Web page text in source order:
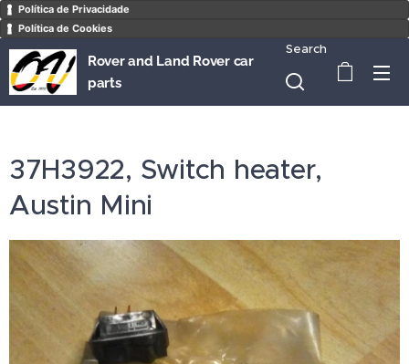
Política de Privacidade
Política de Cookies
Rover and Land Rover car
parts
Search
37H3922, Switch heater,
Austin Mini